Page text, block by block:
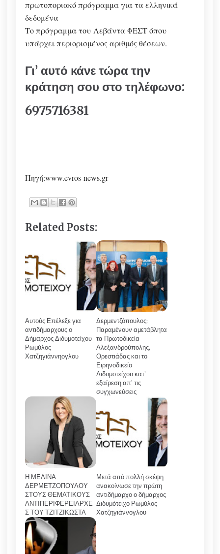
πρωτοποριακό πρόγραμμα για τα ελληνικά
δεδομένα
Το πρόγραμμα του Λεβάντα ΦΕΣΤ όπου
υπάρχει περιορισμένος αριθμός θέσεων.
Γι’ αυτό κάνε τώρα την
κράτηση σου στο τηλέφωνο:
6975716381
Πηγή:www.evros-news.gr
Related Posts:
Αυτούς Επέλεξε για
αντιδήμαρχους ο
Δήμαρχος Διδυμοτείχου
Ρωμύλος
Χατζηγιάννηογλου
Δερμεντζόπουλος:
Παραμένουν αμετάβλητα
τα Πρωτοδικεία
Αλεξανδρούπολης,
Ορεστιάδας και το
Ειρηνοδικείο
Διδυμοτείχου κατ’
εξαίρεση απ’ τις
συγχωνεύσεις
Η ΜΕΛΙΝΑ
ΔΕΡΜΕΤΖΟΠΟΥΛΟΥ
ΣΤΟΥΣ ΘΕΜΑΤΙΚΟΥΣ
ΑΝΤΙΠΕΡΙΦΕΡΕΙΑΡΧΕ
Σ ΤΟΥ ΤΖΙΤΖΙΚΩΣΤΑ
Μετά από πολλή σκέψη
ανακοίνωσε την πρώτη
αντιδήμαρχο ο δήμαρχος
Διδυμότειχο Ρωμύλος
Χατζηγιάννογλου